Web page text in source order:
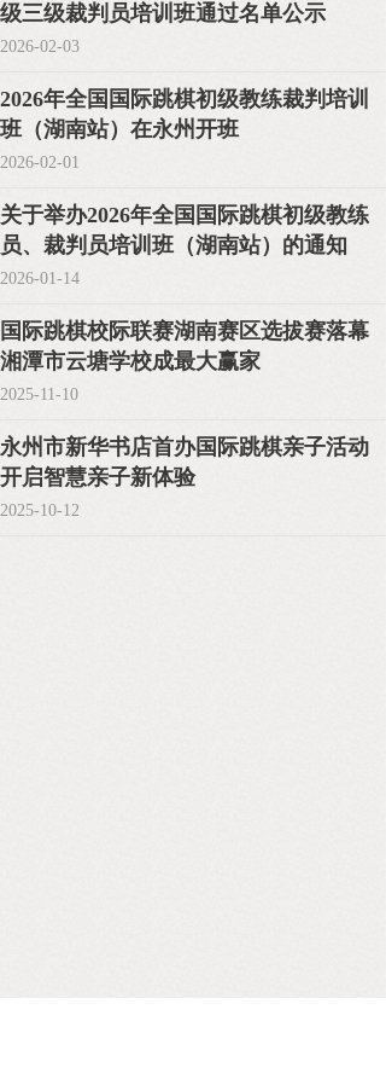
级三级裁判员培训班通过名单公示
2026-02-03
2026年全国国际跳棋初级教练裁判培训
班（湖南站）在永州开班
2026-02-01
关于举办2026年全国国际跳棋初级教练
员、裁判员培训班（湖南站）的通知
2026-01-14
国际跳棋校际联赛湖南赛区选拔赛落幕
湘潭市云塘学校成最大赢家
2025-11-10
永州市新华书店首办国际跳棋亲子活动
开启智慧亲子新体验
2025-10-12